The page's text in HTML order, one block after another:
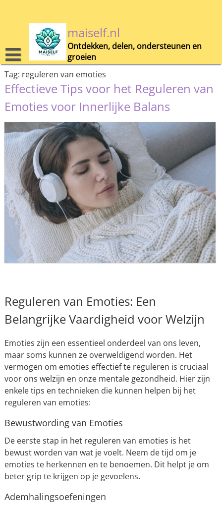
maiself.nl
Ontdekken, delen, ondersteunen en
groeien
Tag: reguleren van emoties
Effectieve Tips voor het Reguleren van
Emoties voor Innerlijke Balans
Reguleren van Emoties: Een
Belangrijke Vaardigheid voor Welzijn
Emoties zijn een essentieel onderdeel van ons leven,
maar soms kunnen ze overweldigend worden. Het
vermogen om emoties effectief te reguleren is cruciaal
voor ons welzijn en onze mentale gezondheid. Hier zijn
enkele tips en technieken die kunnen helpen bij het
reguleren van emoties:
Bewustwording van Emoties
De eerste stap in het reguleren van emoties is het
bewust worden van wat je voelt. Neem de tijd om je
emoties te herkennen en te benoemen. Dit helpt je om
beter grip te krijgen op je gevoelens.
Ademhalingsoefeningen